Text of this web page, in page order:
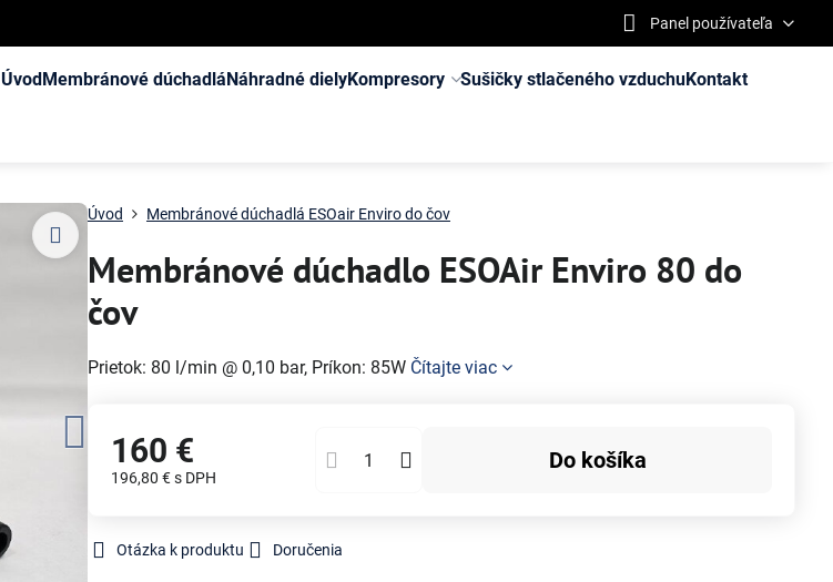
Panel používateľa
ÚvodMembránové dúchadláNáhradné dielyKompresory Sušičky stlačeného vzduchuKontakt
Úvod Membránové dúchadlá ESOair Enviro do čov
Membránové dúchadlo ESOAir Enviro 80 do
čov
Prietok: 80 l/min @ 0,10 bar, Príkon: 85W Čítajte viac
160 €
196,80 €s DPH
Do košíka
Otázka k produktu Doručenia